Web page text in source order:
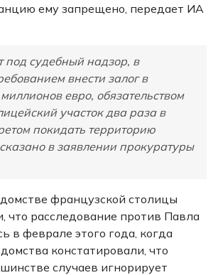
ему запрещено, передает ИА
под судебный надзор, в
внести залог в
евро, обязательством
участок два раза в
покидать территорию
в заявлении прокуратуры
французской столицы
что расследование против Павла
в феврале этого года, когда
констатировали, что
случаев игнорирует